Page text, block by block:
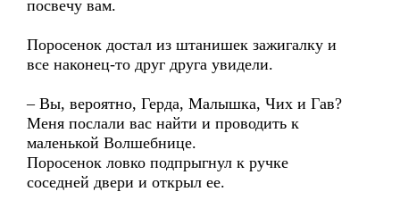
посвечу вам.
Поросенок достал из штанишек зажигалку и
все наконец-то друг друга увидели.
– Вы, вероятно, Герда, Малышка, Чих и Гав?
Меня послали вас найти и проводить к
маленькой Волшебнице.
Поросенок ловко подпрыгнул к ручке
соседней двери и открыл ее.